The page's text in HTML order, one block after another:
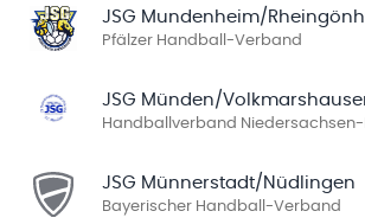
JSG Mundenheim/
Pfälzer Handball-Verband
JSG Münden/
Handballverband
JSG Münnerstadt/Nüdlingen
Bayerischer Handball-Verband